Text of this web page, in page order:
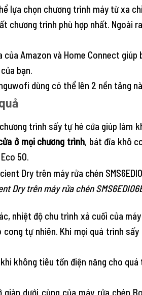
lựa chọn chương trình máy từ xa
chương trình phù hợp nhất. Ngoài
Amazon và Home Connect
bạn.
dùng có thể lên 2 nền tảng
trình sấy tự hé cửa giúp làm
ở mọi chương trình, bát đĩa khô
50.
Dry trên máy rửa chén
nhiệt độ chu trình xả cuối của
tự nhiên. Khi mọi quá trình
không tiêu tốn điện năng cho
dưới cùng của máy rửa chén